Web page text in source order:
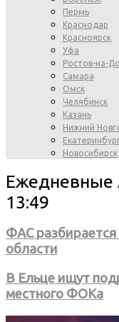
Пермь
Краснодар
Красноярск
Уфа
Ростов-на-
Самара
Омск
Челябинск
Казань
Нижний
Новосибирск
Ежедневные
13:49
ФАС разбирается
области
В Ельце ищут
местного ФОКа